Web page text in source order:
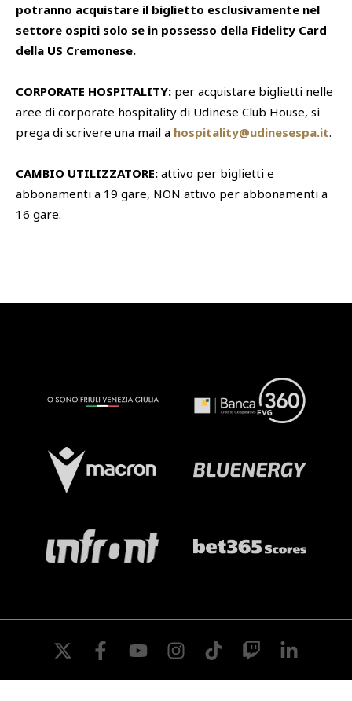
potranno acquistare il biglietto esclusivamente nel
settore ospiti solo se in possesso della Fidelity Card
della US Cremonese.
CORPORATE HOSPITALITY: per acquistare biglietti nelle
aree di corporate hospitality di Udinese Club House, si
prega di scrivere una mail a hospitality@udinesespa.it.
CAMBIO UTILIZZATORE: attivo per biglietti e
abbonamenti a 19 gare, NON attivo per abbonamenti a
16 gare.
twitter facebookyoutube instagramtiktok twitch